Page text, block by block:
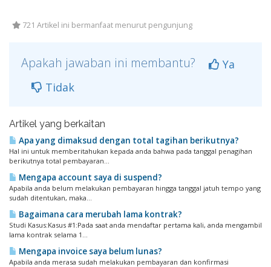
721 Artikel ini bermanfaat menurut pengunjung
Apakah jawaban ini membantu?
Ya
Tidak
Artikel yang berkaitan
Apa yang dimaksud dengan total tagihan berikutnya?
Hal ini untuk memberitahukan kepada anda bahwa pada tanggal penagihan
berikutnya total pembayaran...
Mengapa account saya di suspend?
Apabila anda belum melakukan pembayaran hingga tanggal jatuh tempo yang
sudah ditentukan, maka...
Bagaimana cara merubah lama kontrak?
Studi Kasus:Kasus #1:Pada saat anda mendaftar pertama kali, anda mengambil
lama kontrak selama 1...
Mengapa invoice saya belum lunas?
Apabila anda merasa sudah melakukan pembayaran dan konfirmasi